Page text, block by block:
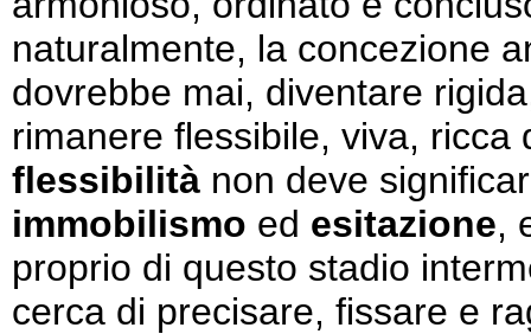
naturalmente, la concezione
dovrebbe mai, diventare
rimanere flessibile, viva,
flessibilità non deve
immobilismo ed esitazione,
proprio di questo stadio
cerca di precisare, fissare e